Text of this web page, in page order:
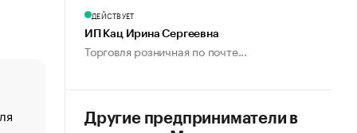
«От спорта тело стареет иначе». Как живет глава
ДЕЙСТВУЕТ
ИП Кац Ирина Сергеевна
Торговля розничная по почте...
Другие предприниматели в